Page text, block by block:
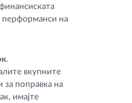
перформанси на
.
вкупните
поправка на
имајте